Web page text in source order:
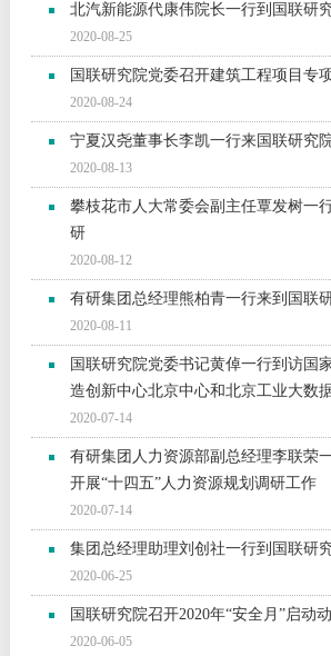
北汽新能源代康伟院长一行到国联研
2020-08-25
国联研究院党委召开建筑工程项目专
2020-08-24
宁夏汉尧董事长李凯一行来国联研究
2020-08-13
攀枝花市人大常委会副主任覃发树一
研
2020-08-12
有研集团总经理熊柏青一行来到国联
2020-08-11
国联研究院党委书记黄倬一行到访国
造创新中心北京中心和北京工业大数
2020-07-14
有研集团人力资源部副总经理李联荣
开展“十四五”人力资源规划调研工作
2020-07-14
集团总经理助理刘创社一行到国联研
2020-06-25
国联研究院召开2020年“安全月”启动
2020-06-05